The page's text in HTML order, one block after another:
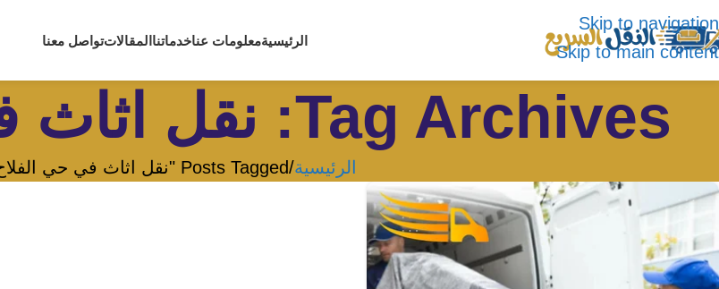
Skip to navigation
Skip to main content
الرئيسيةمعلومات عناخدماتنا المقالاتتواصل معنا
Tag Archives: نقل اثاث في حي الفلاح
الرئيسية Posts Tagged "نقل اثاث في حي الفلاح"